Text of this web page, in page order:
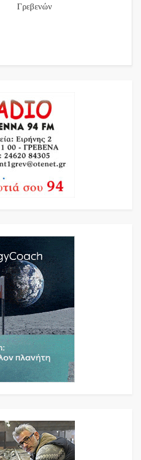
Γρεβενών